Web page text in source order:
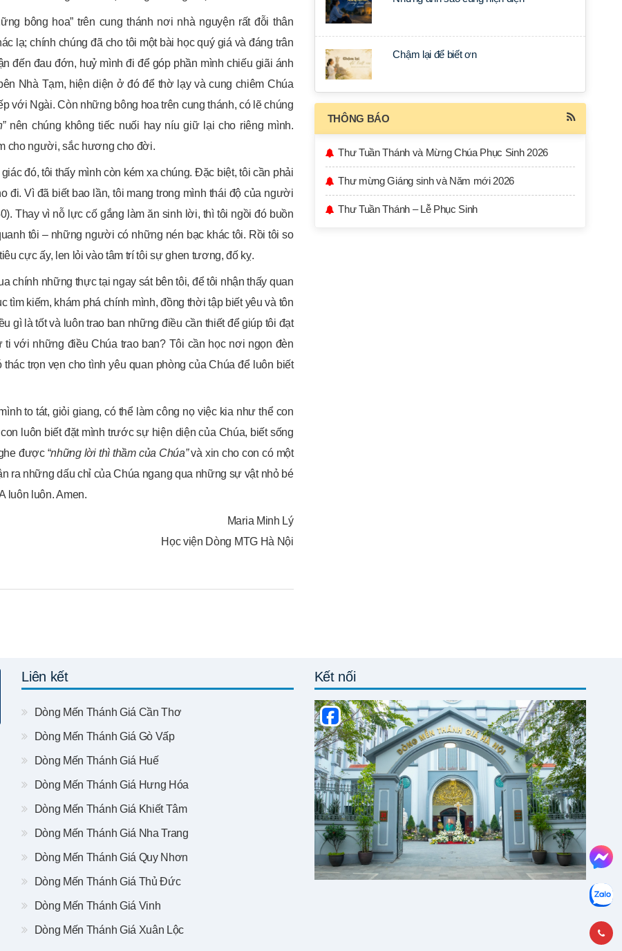
bông hoa” trên cung thánh nơi nhà nguyện rất đỗi thân
lạ; chính chúng đã cho tôi một bài học quý giá và đáng trân
đến đau đớn, huỷ mình đi để góp phần mình chiếu giãi ánh
Nhà Tạm, hiện diện ở đó để thờ lạy và cung chiêm Chúa
với Ngài. Còn những bông hoa trên cung thánh, có lẽ chúng
nên chúng không tiếc nuối hay níu giữ lại cho riêng mình.
cho người, sắc hương cho đời.
đó, tôi thấy mình còn kém xa chúng. Đặc biệt, tôi cần phải
đi. Vì đã biết bao lần, tôi mang trong mình thái độ của người
Thay vì nỗ lực cố gắng làm ăn sinh lời, thì tôi ngồi đó buồn
tôi – những người có những nén bạc khác tôi. Rồi tôi so
cực ấy, len lỏi vào tâm trí tôi sự ghen tương, đố kỵ.
chính những thực tại ngay sát bên tôi, để tôi nhận thấy quan
kiếm, khám phá chính mình, đồng thời tập biết yêu và tôn
gì là tốt và luôn trao ban những điều cần thiết để giúp tôi đạt
với những điều Chúa trao ban? Tôi cần học nơi ngọn đèn
trọn vẹn cho tình yêu quan phòng của Chúa để luôn biết
to tát, giỏi giang, có thể làm công nọ việc kia như thể con
luôn biết đặt mình trước sự hiện diện của Chúa, biết sống
được “những lời thì thầm của Chúa”và xin cho con có một
ra những dấu chỉ của Chúa ngang qua những sự vật nhỏ bé
luôn luôn. Amen.
Maria Minh Lý
Học viện Dòng MTG Hà Nội
Chậm lại để biết ơn
THÔNG BÁO
Thư Tuần Thánh và Mừng Chúa Phục Sinh 2026
Thư mừng Giáng sinh và Năm mới 2026
Thư Tuần Thánh – Lễ Phục Sinh
Liên kết
Dòng Mến Thánh Giá Cần Thơ
Dòng Mến Thánh Giá Gò Vấp
Dòng Mến Thánh Giá Huế
Dòng Mến Thánh Giá Hưng Hóa
Dòng Mến Thánh Giá Khiết Tâm
Dòng Mến Thánh Giá Nha Trang
Dòng Mến Thánh Giá Quy Nhơn
Dòng Mến Thánh Giá Thủ Đức
Dòng Mến Thánh Giá Vinh
Dòng Mến Thánh Giá Xuân Lộc
Kết nối